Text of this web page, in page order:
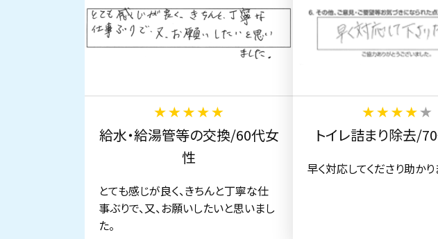
給水・給湯管等の交換/60代女
性
とても感じが良く、きちんと丁寧な仕
事ぶりで、又、お願いしたいと思いまし
た。
トイレ詰まり除去/
早く対応してくださり助かり